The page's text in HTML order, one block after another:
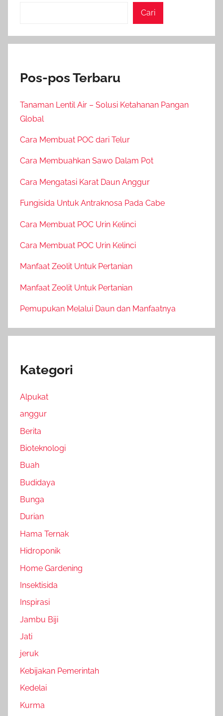
Cari
Pos-pos Terbaru
Tanaman Lentil Air – Solusi Ketahanan Pangan
Global
Cara Membuat POC dari Telur
Cara Membuahkan Sawo Dalam Pot
Cara Mengatasi Karat Daun Anggur
Fungisida Untuk Antraknosa Pada Cabe
Cara Membuat POC Urin Kelinci
Cara Membuat POC Urin Kelinci
Manfaat Zeolit Untuk Pertanian
Manfaat Zeolit Untuk Pertanian
Pemupukan Melalui Daun dan Manfaatnya
Kategori
Alpukat
anggur
Berita
Bioteknologi
Buah
Budidaya
Bunga
Durian
Hama Ternak
Hidroponik
Home Gardening
Insektisida
Inspirasi
Jambu Biji
Jati
jeruk
Kebijakan Pemerintah
Kedelai
Kurma